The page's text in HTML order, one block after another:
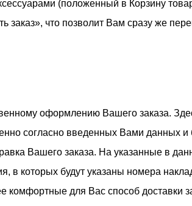
(положенный в Корзину
заказ», что позволит Вам сразу же
оформлению Вашего заказа.
согласно введенных Вами данных и
Вашего заказа. На указанные в
в которых будут указаны номера
для Вас способ доставки